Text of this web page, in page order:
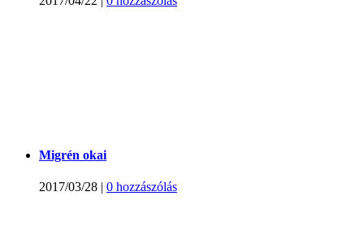
Migrén okai
2017/03/28 | 0 hozzászólás